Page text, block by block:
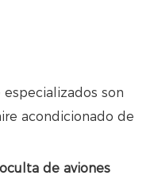
son
acondicionado de
de aviones